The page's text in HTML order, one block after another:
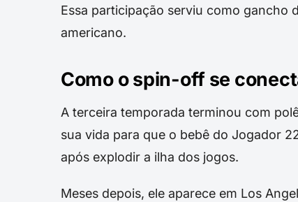
Essa participação serviu como gancho
americano.
Como o spin-off se
A terceira temporada terminou com
sua vida para que o bebê do Jogador
após explodir a ilha dos jogos.
Meses depois, ele aparece em Los